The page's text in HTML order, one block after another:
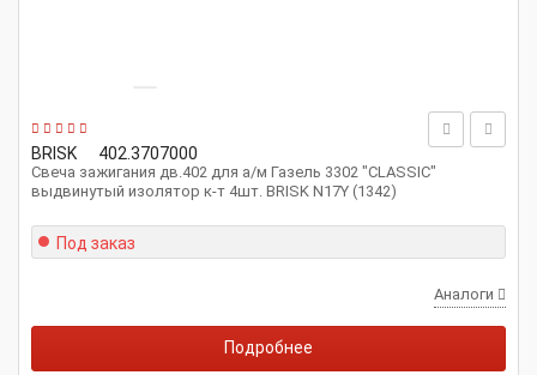
BRISK 402.3707000
Свеча зажигания дв.402 для а/м Газель 3302 "CLASSIC"
выдвинутый изолятор к-т 4шт. BRISK N17Y (1342)
Под заказ
Аналоги
Подробнее